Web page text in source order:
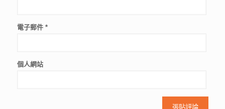
電子郵件 *
個人網站